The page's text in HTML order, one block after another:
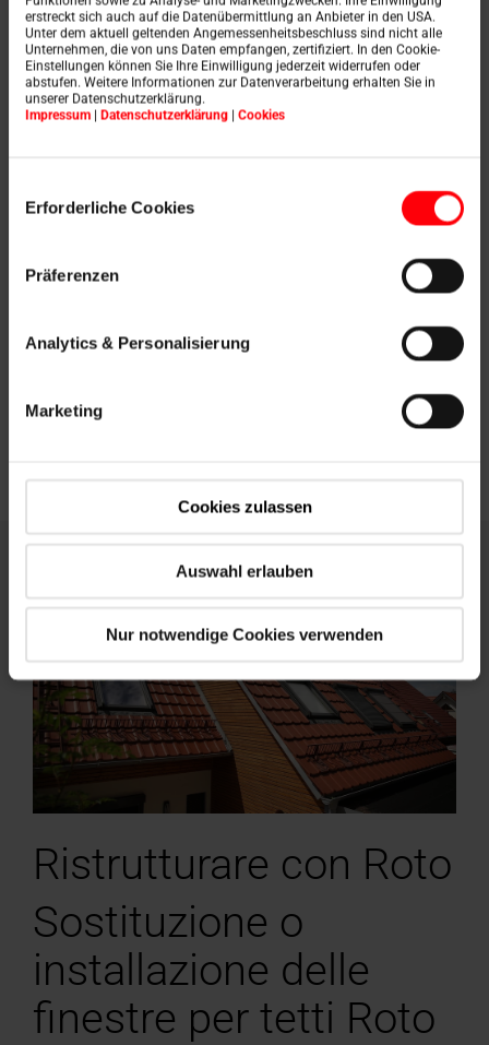
erstreckt sich auch auf die Datenübermittlung an Anbieter in den USA.
Unter dem aktuell geltenden Angemessenheitsbeschluss sind nicht alle
Unternehmen, die von uns Daten empfangen, zertifiziert. In den Cookie-
Einstellungen können Sie Ihre Einwilligung jederzeit widerrufen oder
abstufen. Weitere Informationen zur Datenverarbeitung erhalten Sie in
unserer Datenschutzerklärung.
Impressum | Datenschutzerklärung | Cookies
Erforderliche Cookies
Präferenzen
Analytics & Personalisierung
Marketing
Cookies zulassen
Auswahl erlauben
Nur notwendige Cookies verwenden
elettrico
RotoQ Tronic
Ristrutturare con Roto
Sostituzione o
installazione delle
finestre per tetti Roto